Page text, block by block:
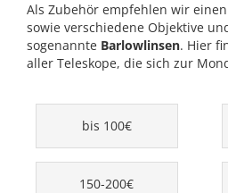
Als Zubehör empfehlen wir
sowie verschiedene Objektive
sogenannte Barlowlinsen. Hier
aller Teleskope, die sich zur
bis 100€
150-200€